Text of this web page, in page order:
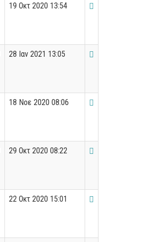
19 Οκτ 2020 13:54
28 Ιαν 2021 13:05
18 Νοε 2020 08:06
29 Οκτ 2020 08:22
22 Οκτ 2020 15:01